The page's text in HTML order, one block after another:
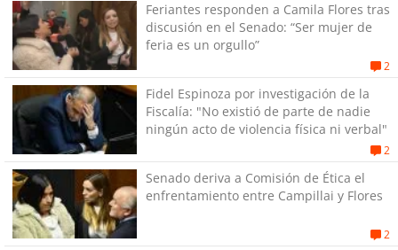
Feriantes responden a Camila Flores tras
discusión en el Senado: “Ser mujer de
feria es un orgullo”
2
Fidel Espinoza por investigación de la
Fiscalía: "No existió de parte de nadie
ningún acto de violencia física ni verbal"
2
Senado deriva a Comisión de Ética el
enfrentamiento entre Campillai y Flores
2